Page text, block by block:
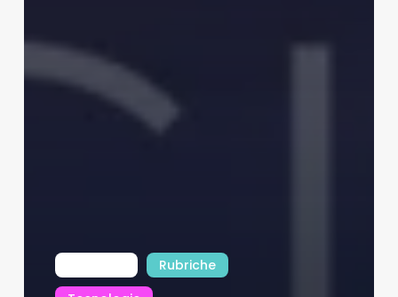
Rubriche